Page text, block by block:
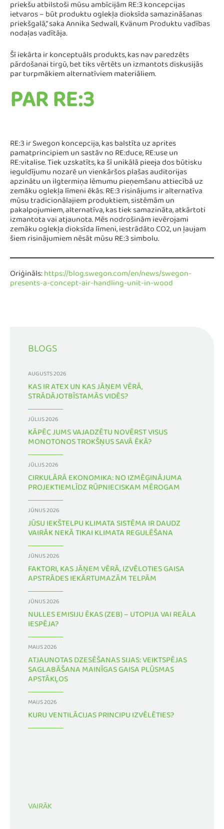
BLOGS
AUGUSTS 2026
KAS IR ATEX UN KAS JĀŅEM VĒRĀ,
STRĀDĀJOTBĪSTAMĀS VIDĒS?
JŪLIJS 2026
KĀPĒC JUMS VAJADZĒTU NOVĒRST VISUS
MONOTONOS TROKŠŅUS SAVĀ ĒKĀ?
JŪLIJS 2026
CIRKULĀRĀ EKONOMIKA: NO IZMĒĢINĀJUMA
PROJEKTIEMLĪDZ RŪPNIECISKAM MĒROGAM
JŪNIJS 2026
JŪSU IEKŠTELPU KLIMATA SISTĒMA IR DAUDZ
VAIRĀK NEKĀ TIKAI KLIMATA REGULĒŠANA
JŪNIJS 2026
FAKTORI, KAS JĀŅEM VĒRĀ, IZVĒLOTIES GAISA
APSTRĀDES IEKĀRTUMAZĀM TELPĀM
JŪNIJS 2026
NULLES EMISIJU ĒKAS (ZEB) – UTOPIJA VAI REĀLA
IESPĒJA?
MAIJS 2026
ATJAUNOTAS DZESĒŠANAS SIJAS: VEIKTSPĒJAS
SAGLABĀŠANA MAINĪGAS GAISA PLŪSMAS
APSTĀKĻOS
MAIJS 2026
KURU VENTILĀCIJAS PRINCIPU IZVĒLĒTIES?
VAIRĀK
priekšu atbilstoši mūsu ambīcijām RE:3 koncepcijas
ietvaros – būt produktu oglekļa dioksīda samazināšanas
priekšgalā,” saka Annika Sedwall, Kvänum Produktu vadības
nodaļas vadītāja.
Šī iekārta ir konceptuāls produkts, kas nav paredzēts
pārdošanai tirgū, bet tiks vērtēts un izmantots diskusijās
par turpmākiem alternatīviem materiāliem.
PAR RE:3
RE:3 ir Swegon koncepcija, kas balstīta uz aprites
pamatprincipiem un sastāv no RE:duce, RE:use un
RE:vitalise. Tiek uzskatīts, ka šī unikālā pieeja dos būtisku
ieguldījumu nozarē un vienkāršos plašas auditorijas
apzinātu un ilgtermiņa lēmumu pieņemšanu attiecībā uz
zemāku oglekļa līmeni ēkās. RE:3 risinājums ir alternatīva
mūsu tradicionālajiem produktiem, sistēmām un
pakalpojumiem, alternatīva, kas tiek samazināta, atkārtoti
izmantota vai atjaunota. Mēs nodrošinām ievērojami
zemāku oglekļa dioksīda līmeni, iestrādāto CO2, un ļaujam
šiem risinājumiem nēsāt mūsu RE:3 simbolu.
Oriģināls:https://blog.swegon.com/en/news/swegon-
presents-a-concept-air-handling-unit-in-wood